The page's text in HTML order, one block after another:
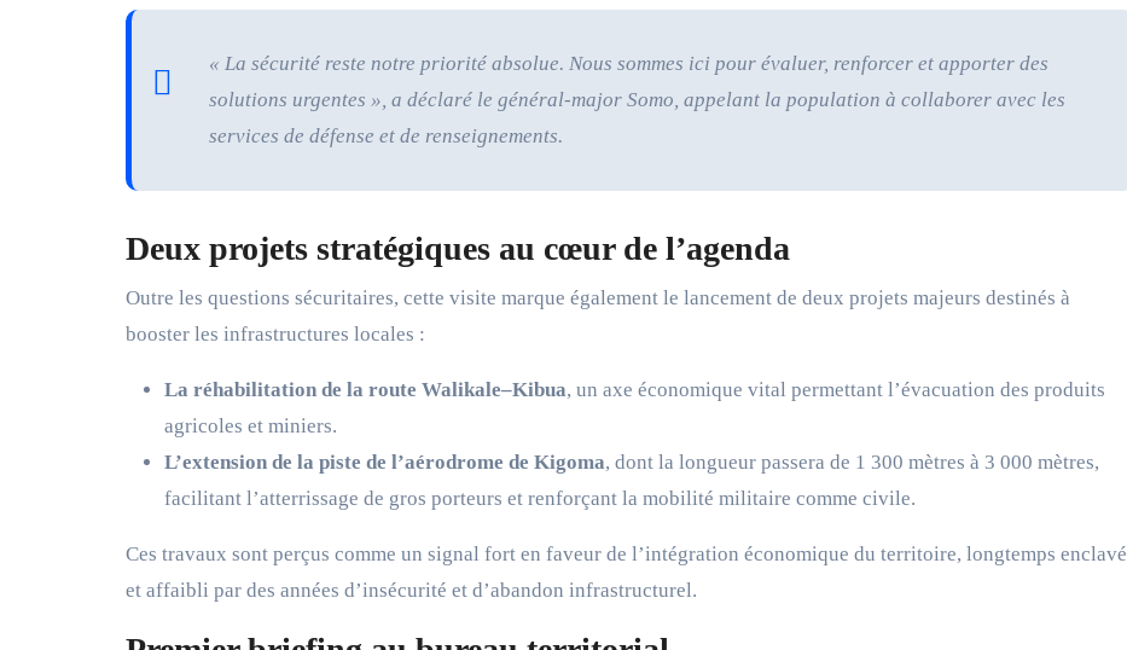
« La sécurité reste notre priorité absolue. Nous sommes ici pour évaluer, renforcer et apporter des
solutions urgentes », a déclaré le général-major Somo, appelant la population à collaborer avec les
services de défense et de renseignements.
Deux projets stratégiques au cœur de l’agenda
Outre les questions sécuritaires, cette visite marque également le lancement de deux projets majeurs destinés à
booster les infrastructures locales :
La réhabilitation de la route Walikale–Kibua, un axe économique vital permettant l’évacuation des produits
agricoles et miniers.
L’extension de la piste de l’aérodrome de Kigoma, dont la longueur passera de 1 300 mètres à 3 000 mètres,
facilitant l’atterrissage de gros porteurs et renforçant la mobilité militaire comme civile.
Ces travaux sont perçus comme un signal fort en faveur de l’intégration économique du territoire, longtemps enclavé
et affaibli par des années d’insécurité et d’abandon infrastructurel.